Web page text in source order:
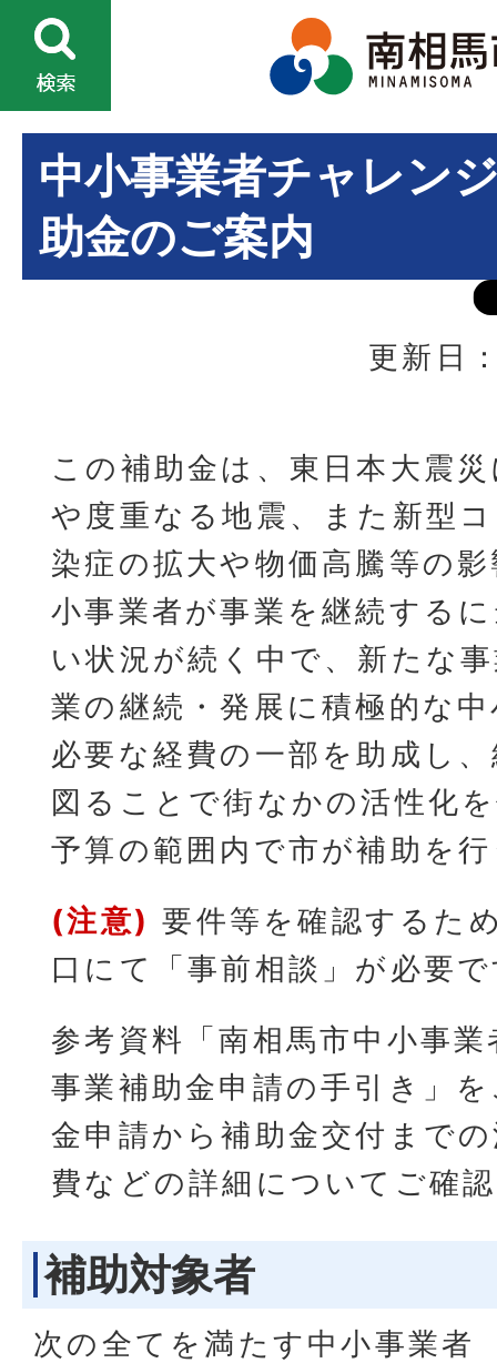
中小事業者チャレン
助金のご案内
更新日
この補助金は、東日本大震
や度重なる地震、また新型
染症の拡大や物価高騰等の
小事業者が事業を継続する
い状況が続く中で、新たな
業の継続・発展に積極的な
必要な経費の一部を助成し
図ることで街なかの活性化
予算の範囲内で市が補助を
(注意) 要件等を確認するた
口にて「事前相談」が必要
参考資料「南相馬市中小事
事業補助金申請の手引き」
金申請から補助金交付まで
費などの詳細についてご確
補助対象者
次の全てを満たす中小事業者